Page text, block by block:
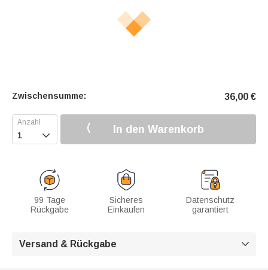
Zwischensumme: 36,00 €
 In den Warenkorb
99 Tage
Rückgabe
Sicheres
Einkaufen
Datenschutz
garantiert
Versand & Rückgabe 